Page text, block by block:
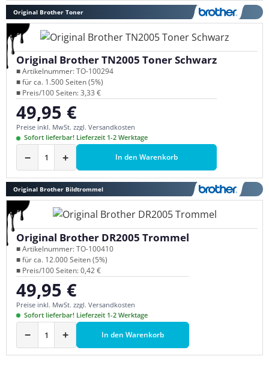
Original Brother Toner
Original Brother TN2005 Toner Schwarz
■ Artikelnummer: TO-100294
■ für ca. 1.500 Seiten (5%)
■ Preis/100 Seiten: 3,33 €
Regulärer Preis:
49,95 €
Preise inkl. MwSt. zzgl. Versandkosten
Sofort lieferbar! Lieferzeit 1-2 Werktage
− + In den Warenkorb
Original Brother Bildtrommel
Original Brother DR2005 Trommel
■ Artikelnummer: TO-100410
■ für ca. 12.000 Seiten (5%)
■ Preis/100 Seiten: 0,42 €
Regulärer Preis:
49,95 €
Preise inkl. MwSt. zzgl. Versandkosten
Sofort lieferbar! Lieferzeit 1-2 Werktage
− + In den Warenkorb